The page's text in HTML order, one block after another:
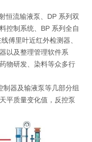
恒流输液泵、DP 系列双
控制系统、BP 系列全自
傅里叶近红外检测器、
以及整理管理软件系
物研发、染料等众多行
制器及输液泵等几部分组
平质量变化值，反控泵